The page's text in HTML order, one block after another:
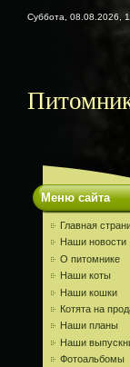
Суббота, 08.08.2026,
Меню сайта
Главная
Наши новости
О питомнике
Наши коты
Наши кошки
Котята на
Наши планы
Наши
Фотоальбомы